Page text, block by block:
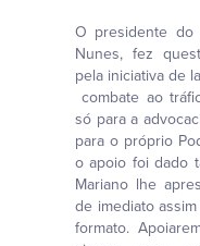
O presidente do
Nunes, fez
pela iniciativa de
combate ao
só para a
para o próprio
o apoio foi dado
Mariano lhe
de imediato
formato.